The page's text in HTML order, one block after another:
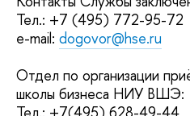
Тел.: +7 (495) 772-95-72
e-mail: dogovor@hse.ru
Отдел по организации
школы бизнеса НИУ ВШЭ: